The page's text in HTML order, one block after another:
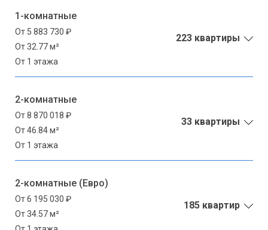
1-комнатные
От 5 883 730 ₽
От 32.77 м²
От 1 этажа
223 квартиры
2-комнатные
От 8 870 018 ₽
От 46.84 м²
От 1 этажа
33 квартиры
2-комнатные (Евро)
От 6 195 030 ₽
От 34.57 м²
185 квартир